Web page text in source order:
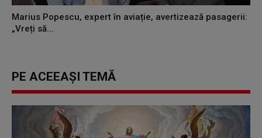
Marius Popescu, expert în aviație, avertizează pasagerii:
„Vreți să...
PE ACEEAȘI TEMĂ